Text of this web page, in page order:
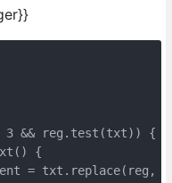
&& reg.test(txt)) {
{
=